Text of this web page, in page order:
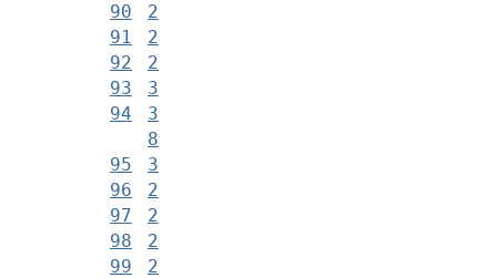
90
2
91
2
92
2
93
3
94
3
8
95
3
96
2
97
2
98
2
99
2